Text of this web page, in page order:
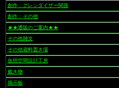
創作：グレンダイザー関係
創作：その他
★★通販のご案内★★
その他雑文
その他資料置き場
仮想空間設計工房
戴き物
掲示板